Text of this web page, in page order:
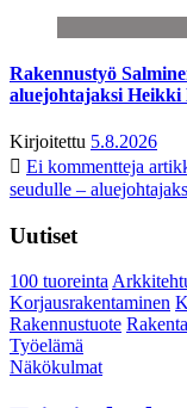
Rakennustyö
aluejohtajaksi Heikki
Kirjoitettu 5.8.2026
Ei kommentteja
seudulle –
Uutiset
100 tuoreinta
Korjausrakentaminen
Rakennustuote
Työelämä
Näkökulmat